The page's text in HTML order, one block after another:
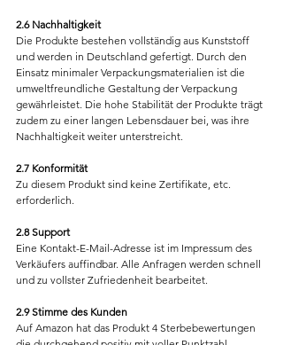
2.6 Nachhaltigkeit
Die Produkte bestehen vollständig aus Kunststoff
und werden in Deutschland gefertigt. Durch den
Einsatz minimaler Verpackungsmaterialien ist die
umweltfreundliche Gestaltung der Verpackung
gewährleistet. Die hohe Stabilität der Produkte trägt
zudem zu einer langen Lebensdauer bei, was ihre
Nachhaltigkeit weiter unterstreicht.
2.7 Konformität
Zu diesem Produkt sind keine Zertifikate, etc.
erforderlich.
2.8 Support
Eine Kontakt-E-Mail-Adresse ist im Impressum des
Verkäufers auffindbar. Alle Anfragen werden schnell
und zu vollster Zufriedenheit bearbeitet.
2.9 Stimme des Kunden
Auf Amazon hat das Produkt 4 Sterbebewertungen